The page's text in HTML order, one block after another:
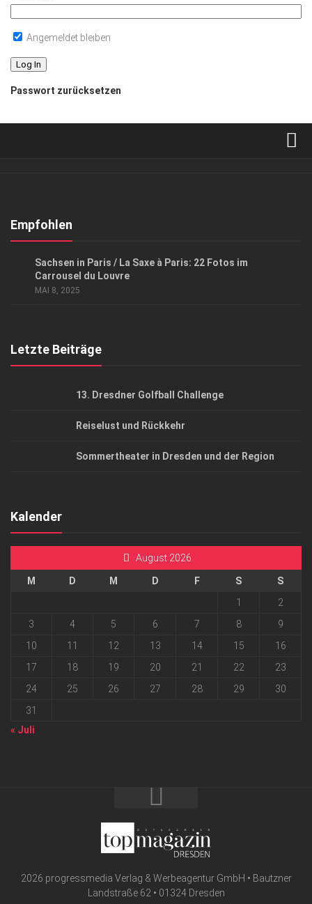
Angemeldet bleiben
Passwort zurücksetzen
Kontakt, Impressum
Empfohlen
Sachsen in Paris / La Saxe à Paris: 22 Fotos im
Carrousel du Louvre
MAI 8, 2025
Letzte Beiträge
13. Dresdner Golfball Challenge
Reiselust und Rückkehr
Sommertheater in Dresden und der Region
Kalender
August 2026
M D M D F S
S
1
2
3
4 5 6 7 8
9
10
11 12 13 14 15
16
17
18 19 20 21 22
23
24
25 26 27 28 29
30
31
« Juli
2026 progressmedia Verlag & Werbeagentur GmbH • Bautzner
Landstraße 62 • 01324 Dresden